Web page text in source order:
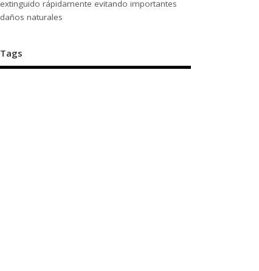
extinguido rápidamente evitando importantes
daños naturales
Tags